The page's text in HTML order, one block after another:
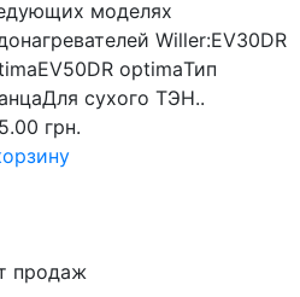
моделях
Willer:EV30DR
optimaТип
сухого ТЭН..
грн.
продаж